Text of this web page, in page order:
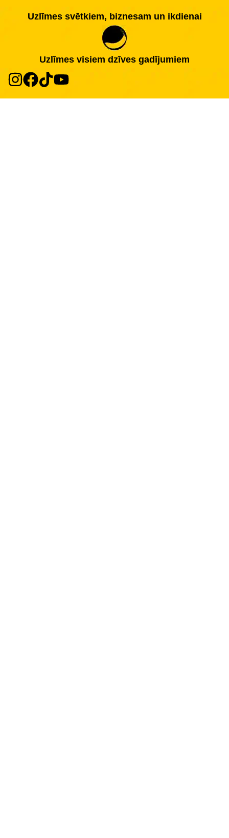
Uzlīmes svētkiem, biznesam un ikdienai
Uzlīmes visiem dzīves gadījumiem